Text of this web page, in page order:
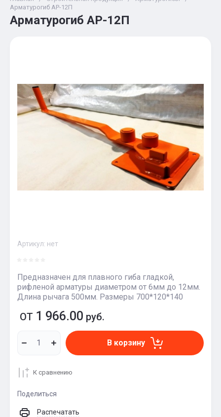
Арматурогиб АР-12П
Арматурогиб АР-12П
Артикул: нет
Предназначен для плавного гиба гладкой,
рифленой арматуры диаметром от 6мм до 12мм.
Длина рычага 500мм. Размеры 700*120*140
ОТ 1 966.00 руб.
В корзину
К сравнению
Поделиться
Распечатать